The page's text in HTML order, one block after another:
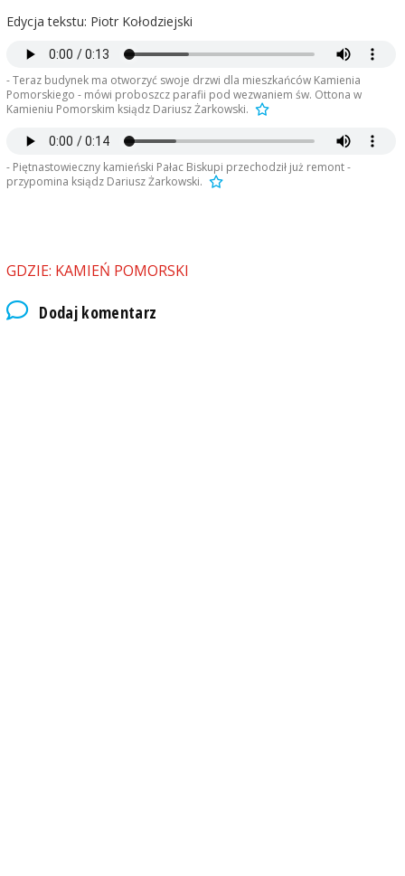
Edycja tekstu: Piotr Kołodziejski
- Teraz budynek ma otworzyć swoje drzwi dla mieszkańców Kamienia
Pomorskiego - mówi proboszcz parafii pod wezwaniem św. Ottona w
Kamieniu Pomorskim ksiądz Dariusz Żarkowski.
- Piętnastowieczny kamieński Pałac Biskupi przechodził już remont -
przypomina ksiądz Dariusz Żarkowski.
GDZIE: KAMIEŃ POMORSKI
Dodaj komentarz